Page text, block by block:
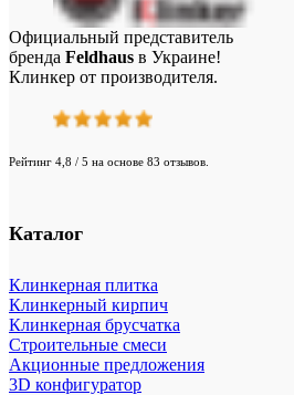
Официальный представитель
бренда Feldhaus в Украине!
Клинкер от производителя.
Рейтинг 4,8 / 5 на основе 83 отзывов.
Каталог
Клинкерная плитка
Клинкерный кирпич
Клинкерная брусчатка
Строительные смеси
Акционные предложения
3D конфигуратор